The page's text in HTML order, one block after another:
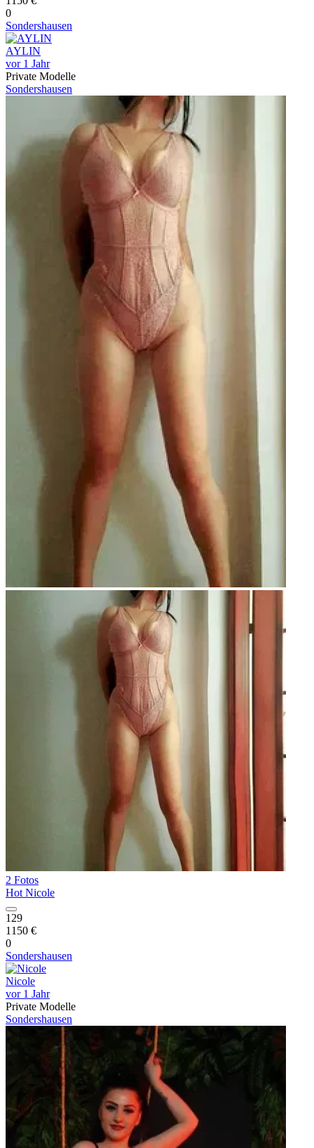
0
Sondershausen
AYLIN
vor 1 Jahr
Private Modelle
Sondershausen
2 Fotos
Hot Nicole
129
1150 €
0
Sondershausen
Nicole
vor 1 Jahr
Private Modelle
Sondershausen